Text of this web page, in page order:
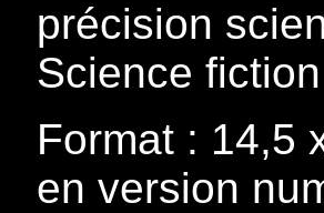
précision
Science
Format : 14,5
en version